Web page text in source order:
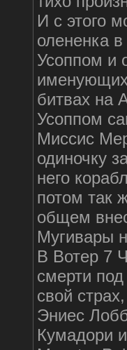
И с этого
олененка
Усоппом и
битвах на
Усоппом
Миссис
одиночку
него
потом так
общем
Мугивары
В Вотер 7
смерти
свой
Эниес
Кумадори